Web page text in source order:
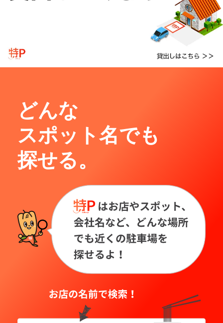
どんな
スポット名でも
探せる。